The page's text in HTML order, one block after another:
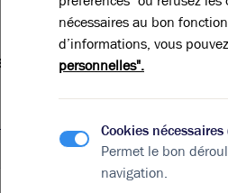
Mezzanine
nécessaires au bon
d’informations, vous
personnelles".
Cookies
Permet le bon
navigation.